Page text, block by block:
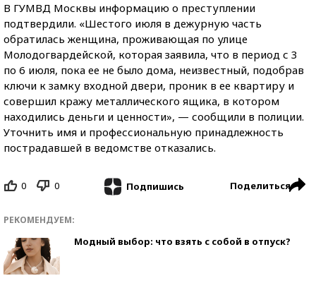
В ГУМВД Москвы информацию о преступлении
подтвердили. «Шестого июля в дежурную часть
обратилась женщина, проживающая по улице
Молодогвардейской, которая заявила, что в период с 3
по 6 июля, пока ее не было дома, неизвестный, подобрав
ключи к замку входной двери, проник в ее квартиру и
совершил кражу металлического ящика, в котором
находились деньги и ценности», — сообщили в полиции.
Уточнить имя и профессиональную принадлежность
пострадавшей в ведомстве отказались.
0 0 Подпишись Поделиться
РЕКОМЕНДУЕМ:
Модный выбор: что взять с собой в отпуск?